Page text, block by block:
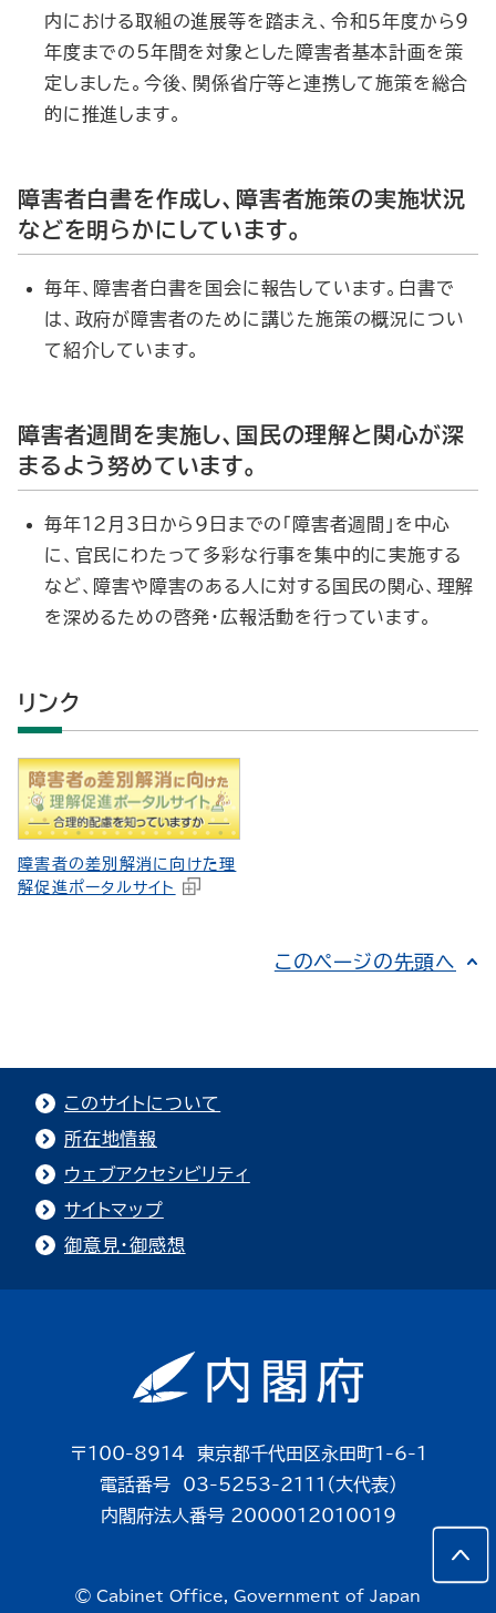
内における取組の進展等を踏まえ、令和５年度から９
年度までの5年間を対象とした障害者基本計画を策
定しました。今後、関係省庁等と連携して施策を総合
的に推進します。
障害者白書を作成し、障害者施策の実施状況
などを明らかにしています。
毎年、障害者白書を国会に報告しています。白書で
は、政府が障害者のために講じた施策の概況につい
て紹介しています。
障害者週間を実施し、国民の理解と関心が深
まるよう努めています。
毎年12月3日から9日までの「障害者週間」を中心
に、官民にわたって多彩な行事を集中的に実施する
など、障害や障害のある人に対する国民の関心、理解
を深めるための啓発・広報活動を行っています。
リンク
障害者の差別解消に向けた理
解促進ポータルサイト
このページの先頭へ
このサイトについて
所在地情報
ウェブアクセシビリティ
サイトマップ
御意見・御感想
〒100-8914 東京都千代田区永田町1-6-1
電話番号 03-5253-2111（大代表）
内閣府法人番号 2000012010019
© Cabinet Office, Government of Japan